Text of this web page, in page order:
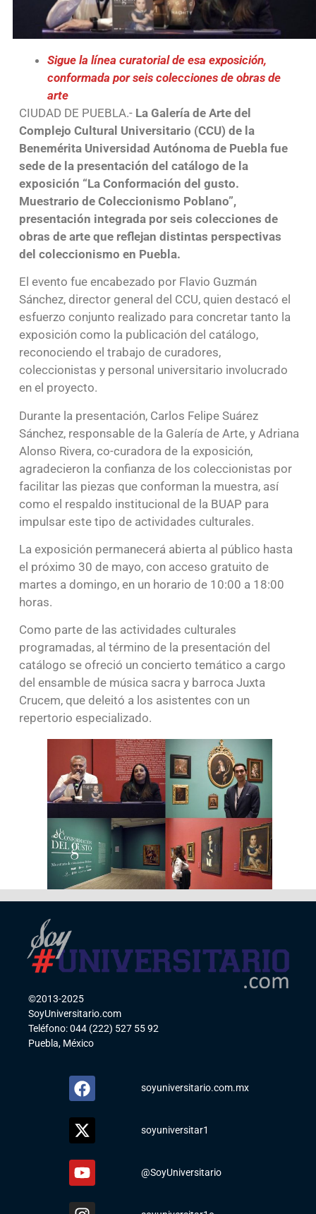
Sigue la línea curatorial de esa exposición,
conformada por seis colecciones de obras de
arte
CIUDAD DE PUEBLA.- La Galería de Arte del
Complejo Cultural Universitario (CCU) de la
Benemérita Universidad Autónoma de Puebla fue
sede de la presentación del catálogo de la
exposición “La Conformación del gusto.
Muestrario de Coleccionismo Poblano”,
presentación integrada por seis colecciones de
obras de arte que reflejan distintas perspectivas
del coleccionismo en Puebla.
El evento fue encabezado por Flavio Guzmán
Sánchez, director general del CCU, quien destacó el
esfuerzo conjunto realizado para concretar tanto la
exposición como la publicación del catálogo,
reconociendo el trabajo de curadores,
coleccionistas y personal universitario involucrado
en el proyecto.
Durante la presentación, Carlos Felipe Suárez
Sánchez, responsable de la Galería de Arte, y Adriana
Alonso Rivera, co-curadora de la exposición,
agradecieron la confianza de los coleccionistas por
facilitar las piezas que conforman la muestra, así
como el respaldo institucional de la BUAP para
impulsar este tipo de actividades culturales.
La exposición permanecerá abierta al público hasta
el próximo 30 de mayo, con acceso gratuito de
martes a domingo, en un horario de 10:00 a 18:00
horas.
Como parte de las actividades culturales
programadas, al término de la presentación del
catálogo se ofreció un concierto temático a cargo
del ensamble de música sacra y barroca Juxta
Crucem, que deleitó a los asistentes con un
repertorio especializado.
©2013-2025
SoyUniversitario.com
Teléfono: 044 (222) 527 55 92
Puebla, México
soyuniversitario.com.mx
soyuniversitar1
@SoyUniversitario